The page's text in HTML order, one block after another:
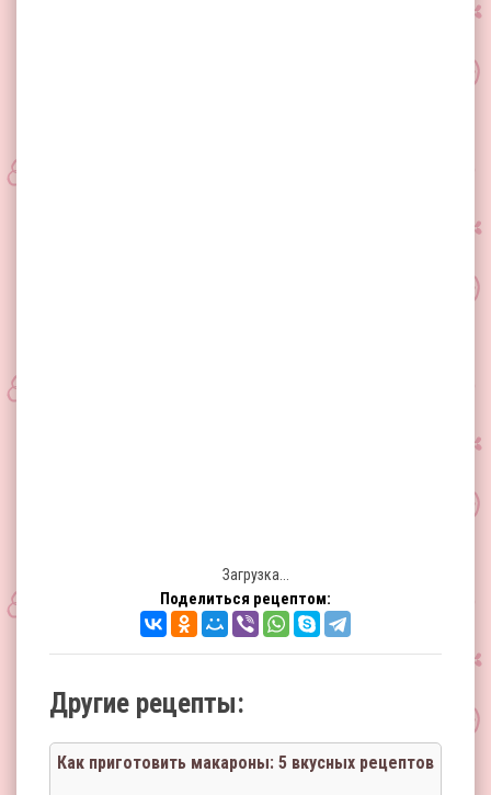
Загрузка...
Поделиться рецептом:
Другие рецепты:
Как приготовить макароны: 5 вкусных рецептов